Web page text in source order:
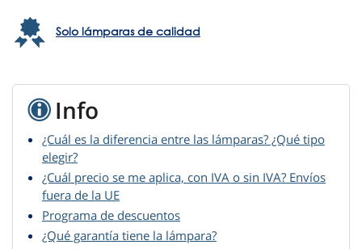
Solo lámparas de calidad
Info
¿Cuál es la diferencia entre las lámparas? ¿Qué tipo
elegir?
¿Cuál precio se me aplica, con IVA o sin IVA? Envíos
fuera de la UE
Programa de descuentos
¿Qué garantía tiene la lámpara?